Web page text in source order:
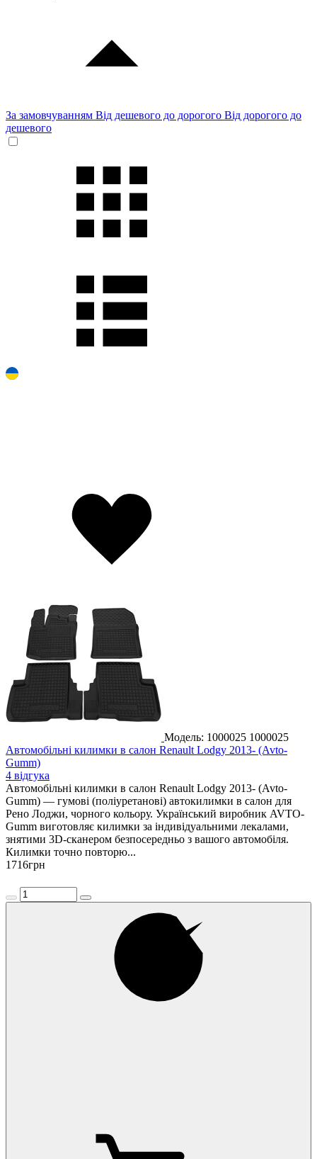
За замовчуванням Від дешевого до дорогого Від дорогого до
дешевого
Модель: 1000025 1000025
Автомобільні килимки в салон Renault Lodgy 2013- (Avto-
Gumm)
4 відгука
Автомобільні килимки в салон Renault Lodgy 2013- (Avto-
Gumm) — гумові (поліуретанові) автокилимки в салон для
Рено Лоджи, чорного кольору. Український виробник AVTO-
Gumm виготовляє килимки за індивідуальними лекалами,
знятими 3D-сканером безпосередньо з вашого автомобіля.
Килимки точно повторю...
1716грн